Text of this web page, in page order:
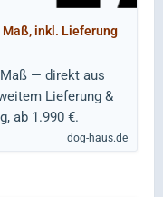
inkl. Lieferung
— direkt aus
Lieferung &
ab 1.990 €.
dog-haus.de